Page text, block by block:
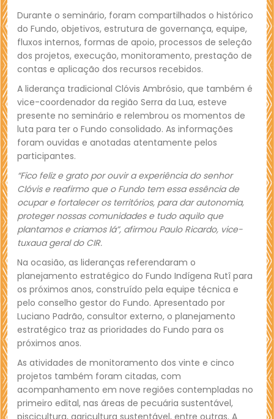
Durante o seminário, foram compartilhados o histórico
do Fundo, objetivos, estrutura de governança, equipe,
fluxos internos, formas de apoio, processos de seleção
dos projetos, execução, monitoramento, prestação de
contas e aplicação dos recursos recebidos.
A liderança tradicional Clóvis Ambrósio, que também é
vice-coordenador da região Serra da Lua, esteve
presente no seminário e relembrou os momentos de
luta para ter o Fundo consolidado. As informações
foram ouvidas e anotadas atentamente pelos
participantes.
“Fico feliz e grato por ouvir a experiência do senhor
Clóvis e reafirmo que o Fundo tem essa essência de
ocupar e fortalecer os territórios, para dar autonomia,
proteger nossas comunidades e tudo aquilo que
plantamos e criamos lá”, afirmou Paulo Ricardo, vice-
tuxaua geral do CIR.
Na ocasião, as lideranças referendaram o
planejamento estratégico do Fundo Indígena Rutî para
os próximos anos, construído pela equipe técnica e
pelo conselho gestor do Fundo. Apresentado por
Luciano Padrão, consultor externo, o planejamento
estratégico traz as prioridades do Fundo para os
próximos anos.
As atividades de monitoramento dos vinte e cinco
projetos também foram citadas, com
acompanhamento em nove regiões contempladas no
primeiro edital, nas áreas de pecuária sustentável,
piscicultura, agricultura sustentável, entre outras. A